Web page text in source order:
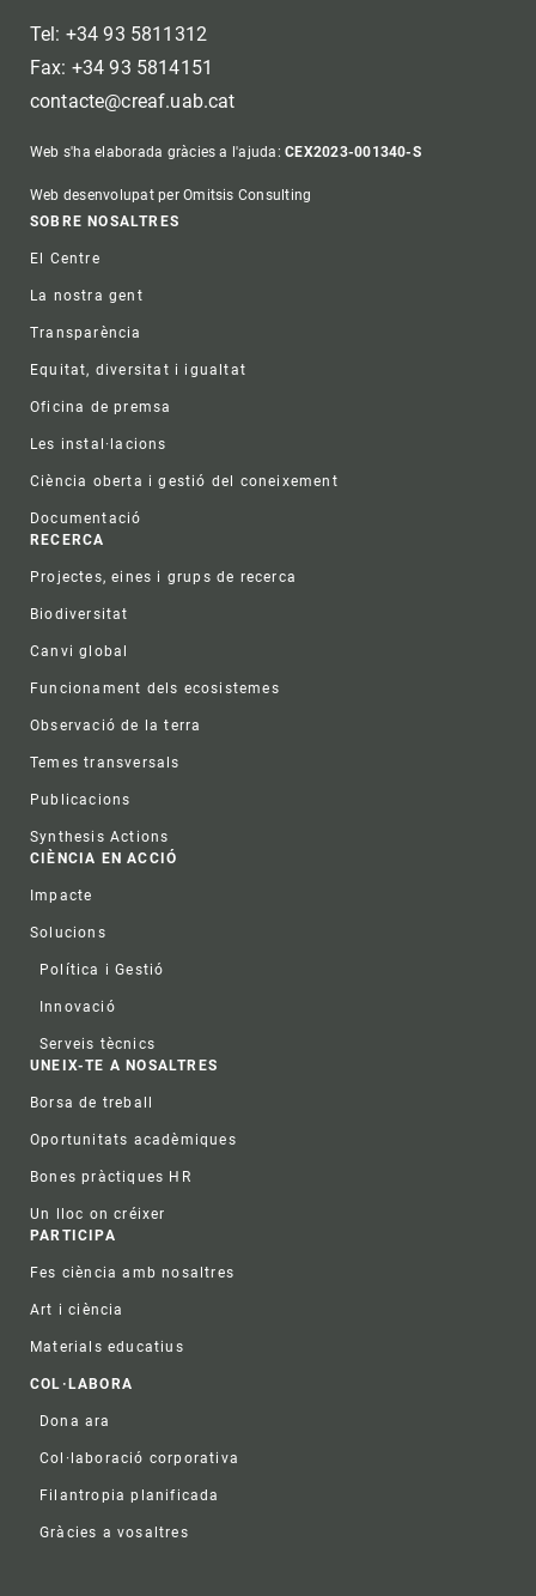
Tel: +34 93 5811312
Fax: +34 93 5814151
contacte@creaf.uab.cat
Web s'ha elaborada gràcies a l'ajuda:CEX2023-001340-S
Web desenvolupat per Omitsis Consulting
Footer
SOBRE NOSALTRES
El Centre
La nostra gent
Transparència
Equitat, diversitat i igualtat
Oficina de premsa
Les instal·lacions
Ciència oberta i gestió del coneixement
Documentació
RECERCA
Projectes, eines i grups de recerca
Biodiversitat
Canvi global
Funcionament dels ecosistemes
Observació de la terra
Temes transversals
Publicacions
Synthesis Actions
CIÈNCIA EN ACCIÓ
Impacte
Solucions
Política i Gestió
Innovació
Serveis tècnics
UNEIX-TE A NOSALTRES
Borsa de treball
Oportunitats acadèmiques
Bones pràctiques HR
Un lloc on créixer
PARTICIPA
Fes ciència amb nosaltres
Art i ciència
Materials educatius
COL·LABORA
Dona ara
Col·laboració corporativa
Filantropia planificada
Gràcies a vosaltres